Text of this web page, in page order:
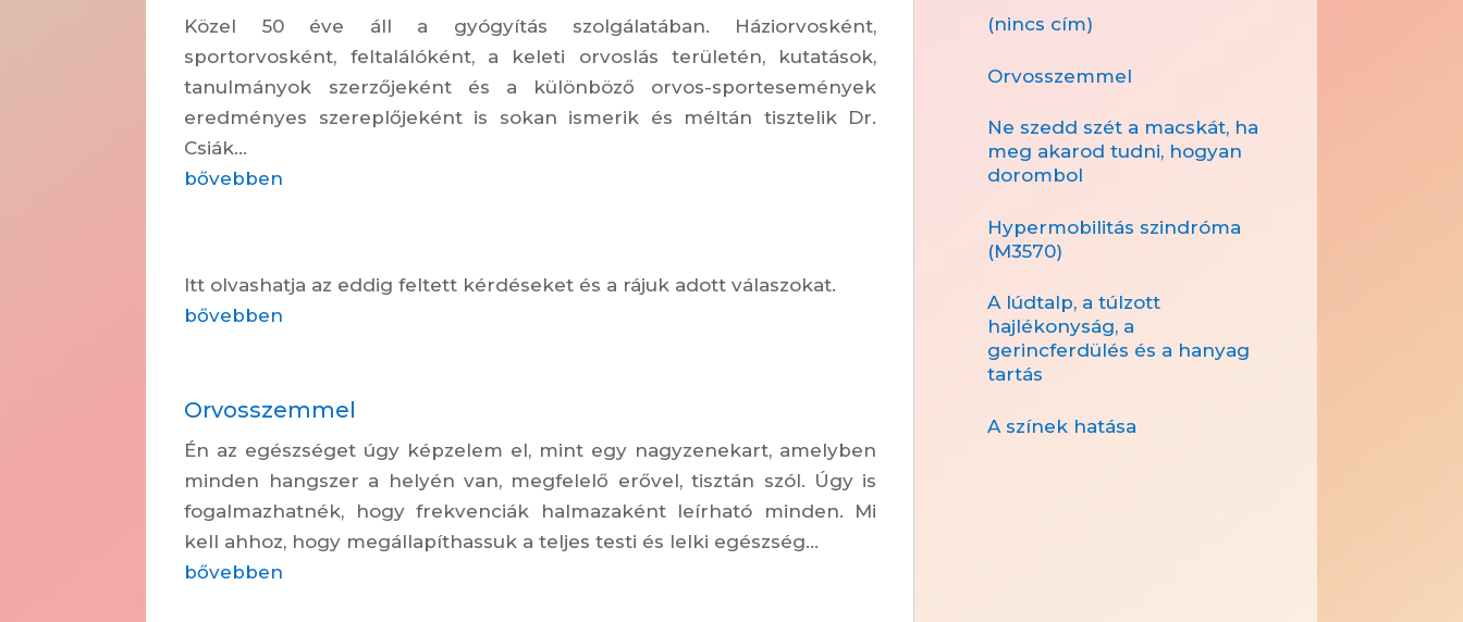
Közel 50 éve áll a gyógyítás szolgálatában. Háziorvosként,
sportorvosként, feltalálóként, a keleti orvoslás területén, kutatások,
tanulmányok szerzőjeként és a különböző orvos-sportesemények
eredményes szereplőjeként is sokan ismerik és méltán tisztelik Dr.
Csiák...
bővebben
Itt olvashatja az eddig feltett kérdéseket és a rájuk adott válaszokat.
bővebben
Orvosszemmel
Én az egészséget úgy képzelem el, mint egy nagyzenekart, amelyben
minden hangszer a helyén van, megfelelő erővel, tisztán szól. Úgy is
fogalmazhatnék, hogy frekvenciák halmazaként leírható minden. Mi
kell ahhoz, hogy megállapíthassuk a teljes testi és lelki egészség...
bővebben
(nincs cím)
Orvosszemmel
Ne szedd szét a macskát, ha
meg akarod tudni, hogyan
dorombol
Hypermobilitás szindróma
(M3570)
A lúdtalp, a túlzott
hajlékonyság, a
gerincferdülés és a hanyag
tartás
A színek hatása